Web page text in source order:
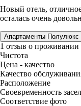
Новый отель,
осталась очень
Апартаменты Полулюкс
1 отзыв о проживании
Чистота
Цена - качество
Качество
Расположение
Своевременность
Соответствие фото